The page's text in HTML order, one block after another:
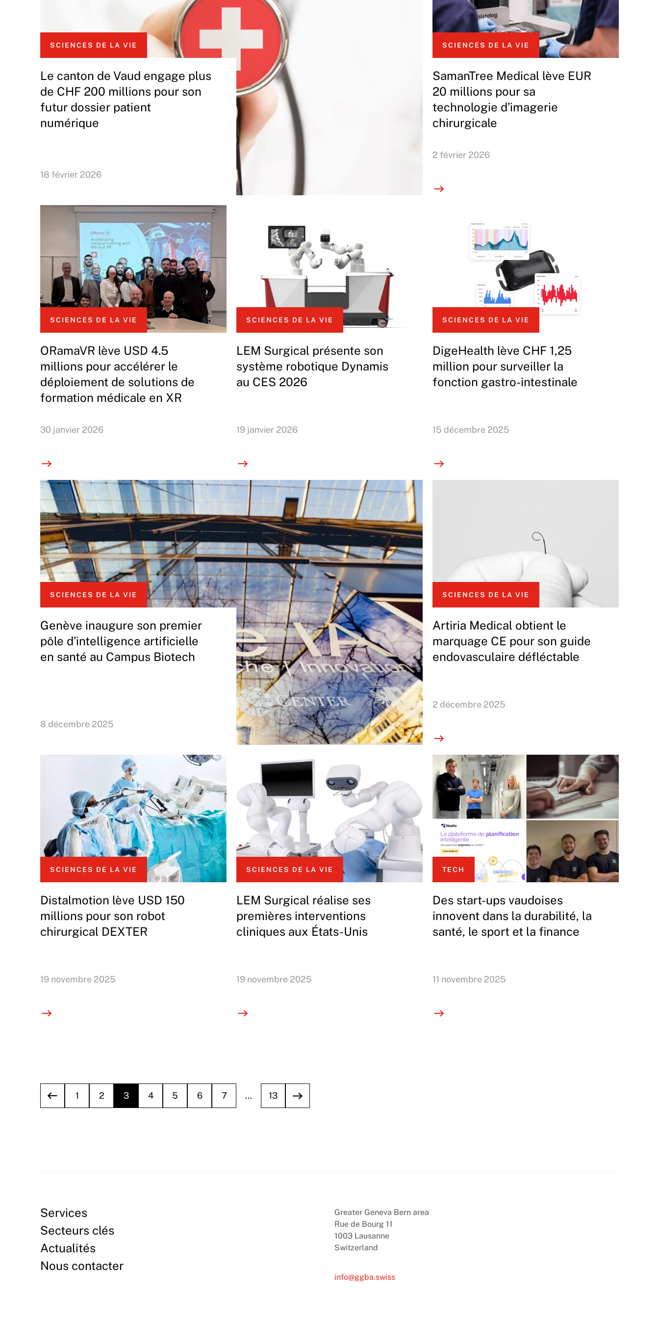
SCIENCES DE LA VIE
Le canton de Vaud engage plus
de CHF 200 millions pour son
futur dossier patient
numérique
18 février 2026
SCIENCES DE LA VIE
SamanTree Medical lève EUR
20 millions pour sa
technologie d’imagerie
chirurgicale
2 février 2026
SCIENCES DE LA VIE
ORamaVR lève USD 4.5
millions pour accélérer le
déploiement de solutions de
formation médicale en XR
30 janvier 2026
SCIENCES DE LA VIE
LEM Surgical présente son
système robotique Dynamis
au CES 2026
19 janvier 2026
SCIENCES DE LA VIE
DigeHealth lève CHF 1,25
million pour surveiller la
fonction gastro-intestinale
15 décembre 2025
SCIENCES DE LA VIE
Genève inaugure son premier
pôle d’intelligence artificielle
en santé au Campus Biotech
8 décembre 2025
SCIENCES DE LA VIE
Artiria Medical obtient le
marquage CE pour son guide
endovasculaire défléctable
2 décembre 2025
SCIENCES DE LA VIE
Distalmotion lève USD 150
millions pour son robot
chirurgical DEXTER
19 novembre 2025
SCIENCES DE LA VIE
LEM Surgical réalise ses
premières interventions
cliniques aux États-Unis
19 novembre 2025
TECH
Des start-ups vaudoises
innovent dans la durabilité, la
santé, le sport et la finance
11 novembre 2025
1 2 3 4 5 6 7 … 13
Services
Secteurs clés
Actualités
Nous contacter
Greater Geneva Bern area
Rue de Bourg 11
1003 Lausanne
Switzerland
info@ggba.swiss